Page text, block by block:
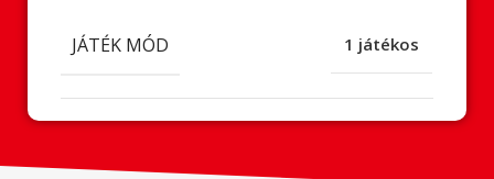
JÁTÉK MÓD 1 játékos